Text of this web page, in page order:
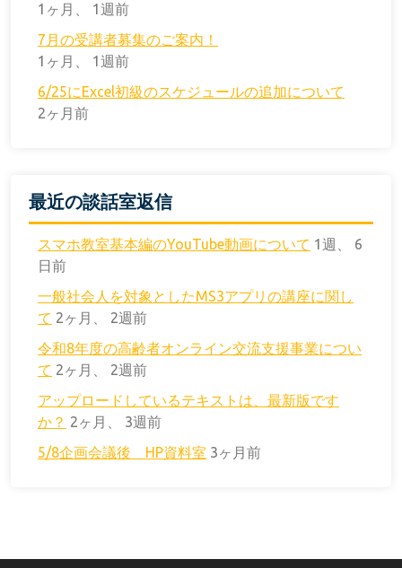
1ヶ月、 1週前
7月の受講者募集のご案内！
1ヶ月、 1週前
6/25にExcel初級のスケジュールの追加について
2ヶ月前
最近の談話室返信
スマホ教室基本編のYouTube動画について 1週、 6
日前
一般社会人を対象としたMS3アプリの講座に関し
て 2ヶ月、 2週前
令和8年度の高齢者オンライン交流支援事業につい
て 2ヶ月、 2週前
アップロードしているテキストは、最新版です
か？ 2ヶ月、 3週前
5/8企画会議後 HP資料室 3ヶ月前